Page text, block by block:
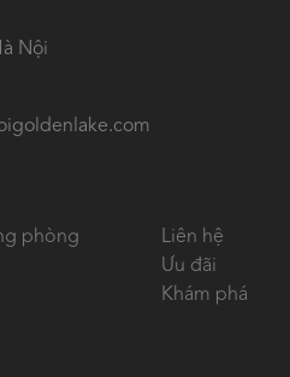
Nội
phòng
Liên hệ
Ưu đãi
Khám phá